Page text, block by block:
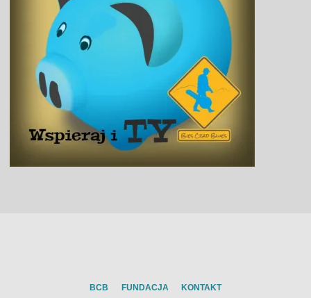
BCB FUNDACJA KONTAKT